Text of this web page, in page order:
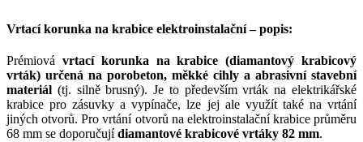
Vrtací korunka na krabice elektroinstalační – popis:
Prémiová vrtací korunka na krabice (diamantový krabicový
vrták) určená na porobeton, měkké cihly a abrasivní stavební
materiál (tj. silně brusný). Je to především vrták na elektrikářské
krabice pro zásuvky a vypínače, lze jej ale využít také na vrtání
jiných otvorů. Pro vrtání otvorů na elektroinstalační krabice průměru
68 mm se doporučujídiamantové krabicové vrtáky 82 mm.